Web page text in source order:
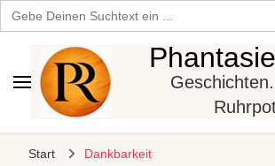
Search
for:
Start Dankbarkeit